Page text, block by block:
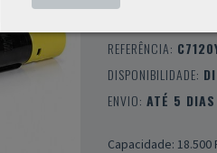
REFERÊNCIA:
DISPONIBILIDADE:
ENVIO: ATÉ 5
Capacidade: 18.500